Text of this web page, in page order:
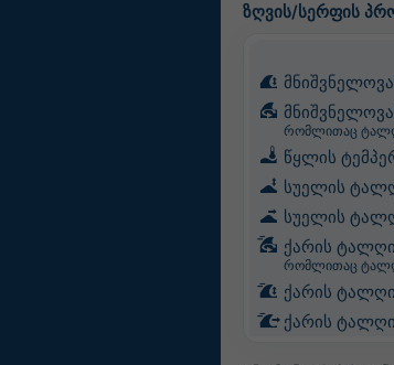
ზღვის/სერფის
რომლითაც
წყლის
სუელის
სუელის
ქარის
რომლითაც
ქარის
ქარის